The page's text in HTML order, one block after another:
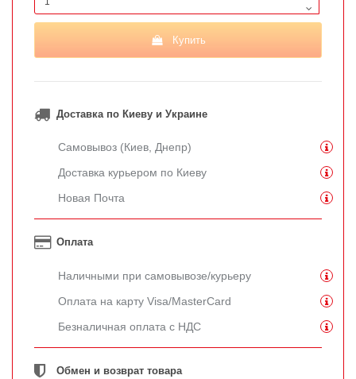
Купить
Доставка по Киеву и Украине
Самовывоз (Киев, Днепр)
Доставка курьером по Киеву
Новая Почта
Оплата
Наличными при самовывозе/курьеру
Оплата на карту Visa/MasterCard
Безналичная оплата с НДС
Обмен и возврат товара